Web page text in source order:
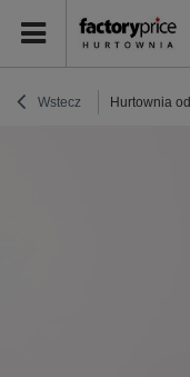
Wstecz Hurtownia